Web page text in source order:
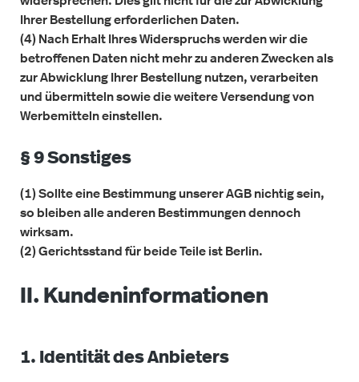
Ihrer Bestellung erforderlichen Daten.
(4) Nach Erhalt Ihres Widerspruchs werden wir die
betroffenen Daten nicht mehr zu anderen Zwecken als
zur Abwicklung Ihrer Bestellung nutzen, verarbeiten
und übermitteln sowie die weitere Versendung von
Werbemitteln einstellen.
§ 9 Sonstiges
(1) Sollte eine Bestimmung unserer AGB nichtig sein,
so bleiben alle anderen Bestimmungen dennoch
wirksam.
(2) Gerichtsstand für beide Teile ist Berlin.
II. Kundeninformationen
1. Identität des Anbieters